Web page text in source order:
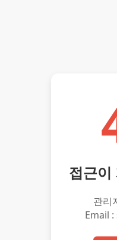
접근이
관리
Email